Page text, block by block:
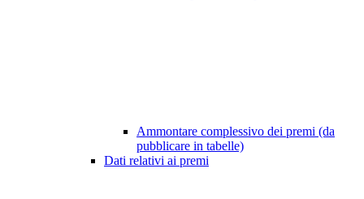
Ammontare complessivo dei premi (da
pubblicare in tabelle)
Dati relativi ai premi